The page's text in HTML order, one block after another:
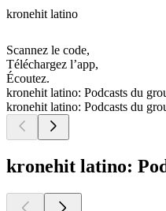
kronehit latino
Scannez le code,
Téléchargez l’app,
Écoutez.
kronehit latino: Podcasts du
kronehit latino: Podcasts du
kronehit latino: